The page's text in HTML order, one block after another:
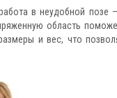
в неудобной
область
и вес, что